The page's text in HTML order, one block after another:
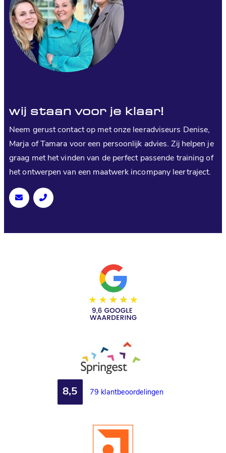
wij staan voor je klaar!
Neem gerust contact op met onze leeradviseurs Denise,
Marja of Tamara voor een persoonlijk advies. Zij helpen je
graag met het vinden van de perfect passende training of
het ontwerpen van een maatwerk incompany leertraject.
8,5 79 klantbeoordelingen